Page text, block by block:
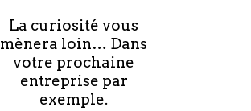
La curiosité vous
mènera loin… Dans
votre prochaine
entreprise par
exemple.